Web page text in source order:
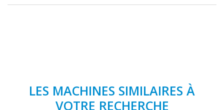
LES MACHINES SIMILAIRES À
VOTRE RECHERCHE